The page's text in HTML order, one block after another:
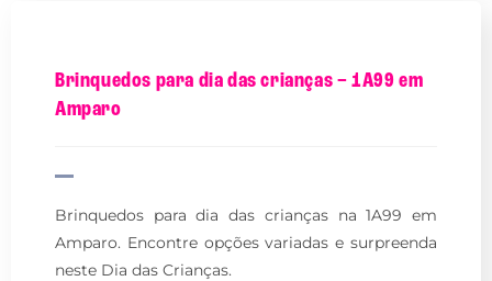
Brinquedos para dia das crianças – 1A99 em
Amparo
Brinquedos para dia das crianças na 1A99 em
Amparo. Encontre opções variadas e surpreenda
neste Dia das Crianças.